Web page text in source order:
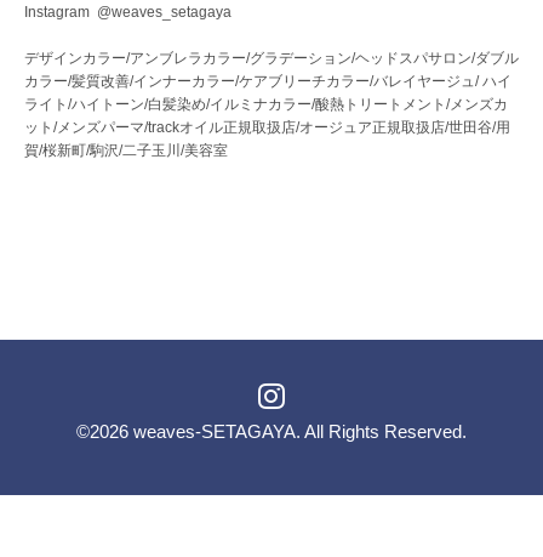
Instagram @weaves_setagaya
デザインカラー/アンブレラカラー/グラデーション/ヘッドスパサロン/ダブル
カラー/髪質改善/インナーカラー/ケアブリーチカラー/バレイヤージュ/ ハイ
ライト/ハイトーン/白髪染め/イルミナカラー/酸熱トリートメント/メンズカ
ット/メンズパーマ/trackオイル正規取扱店/オージュア正規取扱店/世田谷/用
賀/桜新町/駒沢/二子玉川/美容室
©2026 weaves-SETAGAYA. All Rights Reserved.